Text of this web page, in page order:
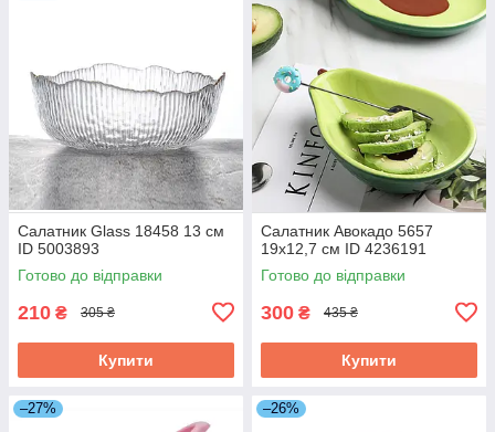
Салатник Glass 18458 13 см
ID 5003893
Готово до відправки
210 ₴ 305 ₴
Купити
Салатник Авокадо 5657
19х12,7 см ID 4236191
Готово до відправки
300 ₴ 435 ₴
Купити
–27% –26%